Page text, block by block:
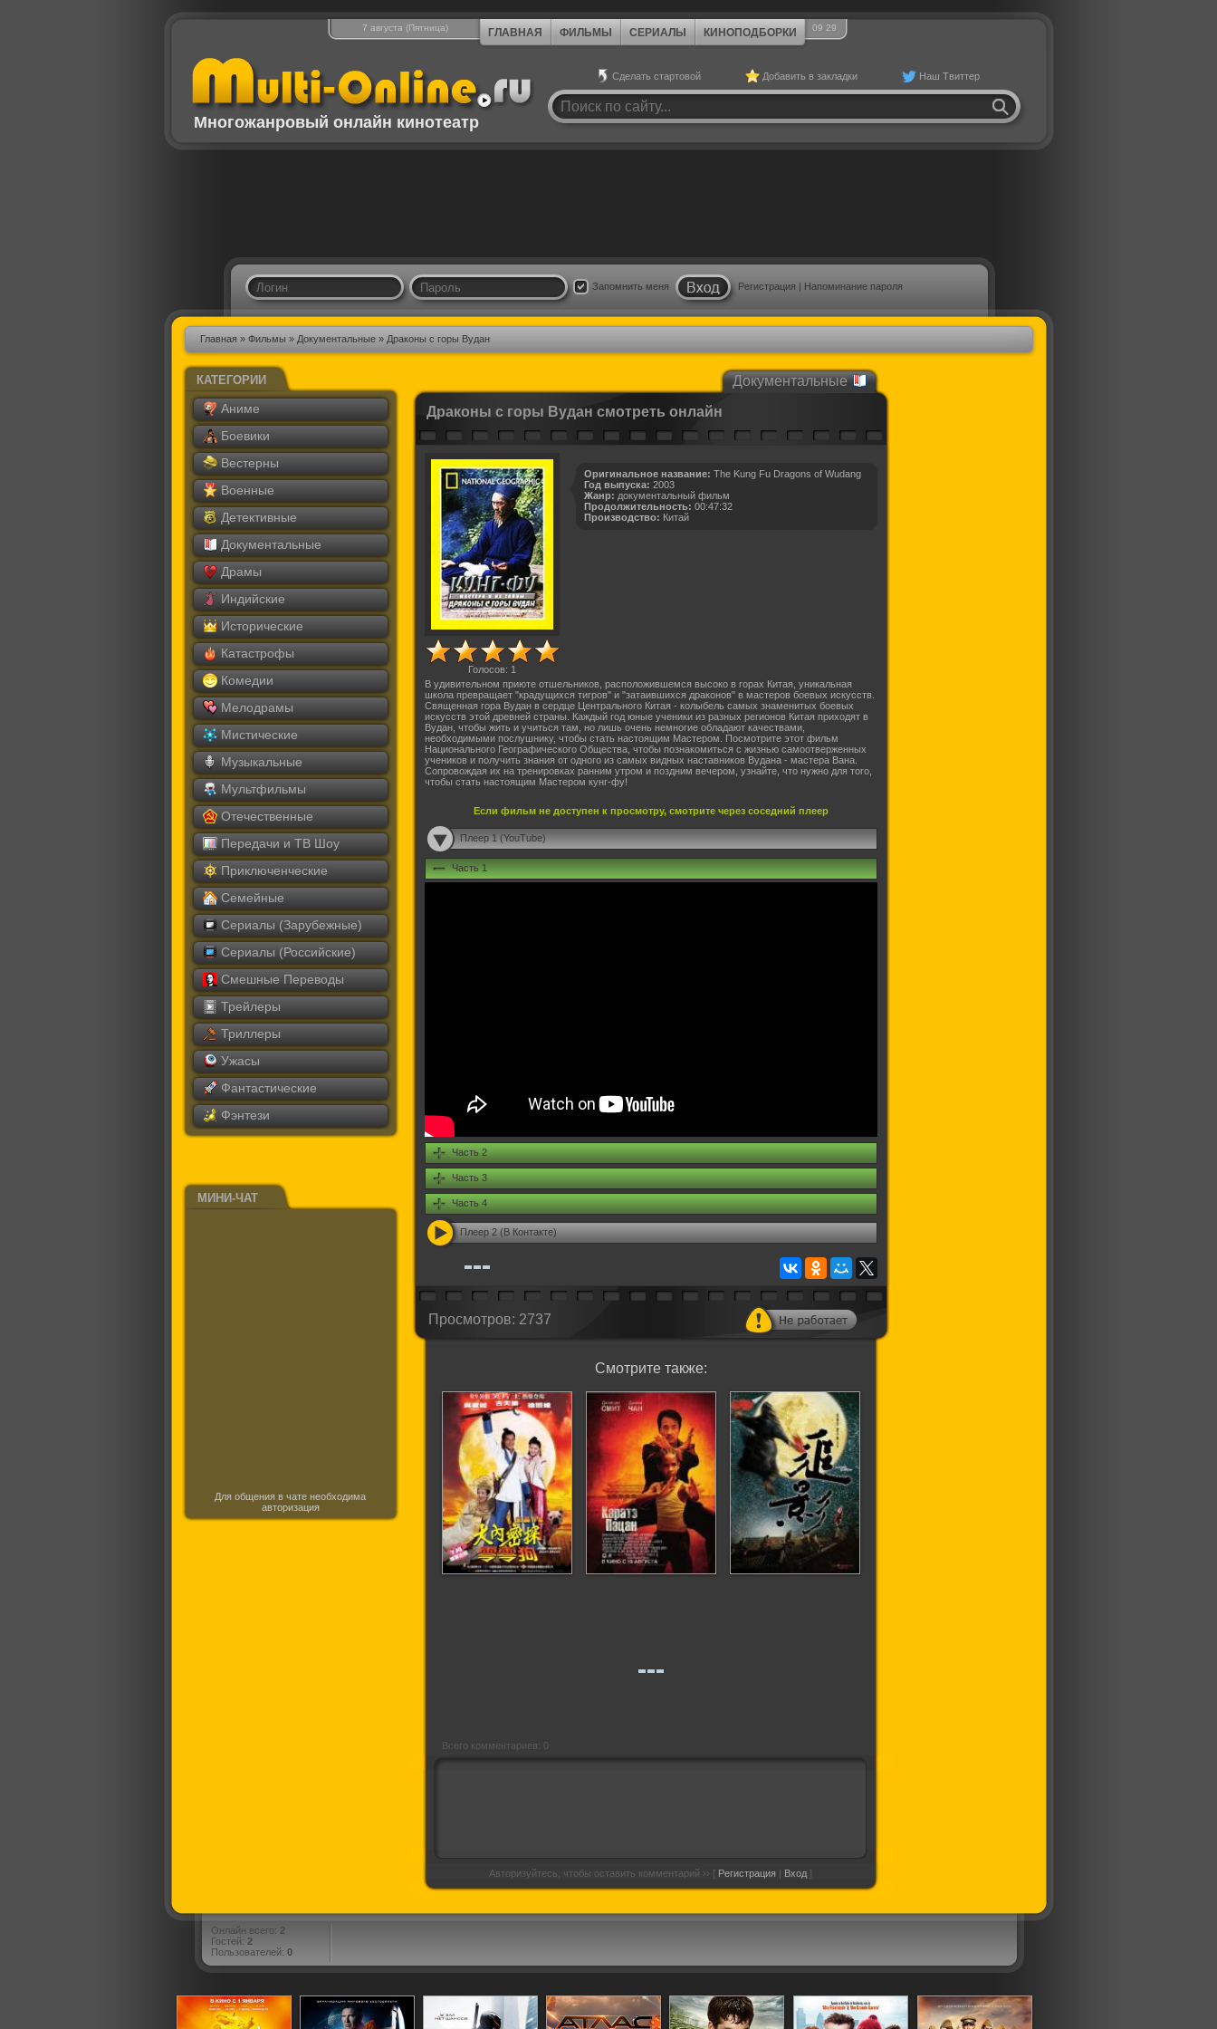
7 августа (Пятница) ГЛАВНАЯ ФИЛЬМЫ СЕРИАЛЫ КИНОПОДБОРКИ 09 29
Многожанровый онлайн кинотеатр
Сделать стартовой Добавить в закладки Наш Твиттер
Запомнить меня Регистрация | Напоминание пароля
Главная» Фильмы» Документальные» Драконы с горы Вудан
КАТЕГОРИИ
Аниме
Боевики
Вестерны
Военные
Детективные
Документальные
Драмы
Индийские
Исторические
Катастрофы
Комедии
Мелодрамы
Мистические
Музыкальные
Мультфильмы
Отечественные
Передачи и ТВ Шоу
Приключенческие
Семейные
Сериалы (Зарубежные)
Сериалы (Российские)
Смешные Переводы
Трейлеры
Триллеры
Ужасы
Фантастические
Фэнтези
МИНИ-ЧАТ
Для общения в чате необходима
авторизация
Документальные
Драконы с горы Вудан смотреть онлайн
Голосов: 1
Оригинальное название: The Kung Fu Dragons of Wudang
Год выпуска: 2003
Жанр: документальный фильм
Продолжительность: 00:47:32
Производство: Китай
В удивительном приюте отшельников, расположившемся высоко в горах Китая, уникальная
школа превращает "крадущихся тигров" и "затаившихся драконов" в мастеров боевых искусств.
Священная гора Вудан в сердце Центрального Китая - колыбель самых знаменитых боевых
искусств этой древней страны. Каждый год юные ученики из разных регионов Китая приходят в
Вудан, чтобы жить и учиться там, но лишь очень немногие обладают качествами,
необходимыми послушнику, чтобы стать настоящим Мастером. Посмотрите этот фильм
Национального Географического Общества, чтобы познакомиться с жизнью самоотверженных
учеников и получить знания от одного из самых видных наставников Вудана - мастера Вана.
Сопровождая их на тренировках ранним утром и поздним вечером, узнайте, что нужно для того,
чтобы стать настоящим Мастером кунг-фу!
Если фильм не доступен к просмотру, смотрите через соседний плеер
Плеер 1 (YouTube)
Часть 1
Часть 2
Часть 3
Часть 4
Плеер 2 (В Контакте)
Просмотров: 2737
Смотрите также:
Всего комментариев: 0
Авторизуйтесь, чтобы оставить комментарий ›› [ Регистрация | Вход ]
Онлайн всего: 2
Гостей: 2
Пользователей: 0